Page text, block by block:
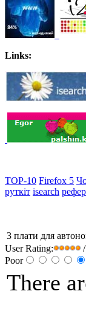
Links:
TOP-10 Firefox 5
руткіт isearch
3 плати для
User Rating:
Poor
There